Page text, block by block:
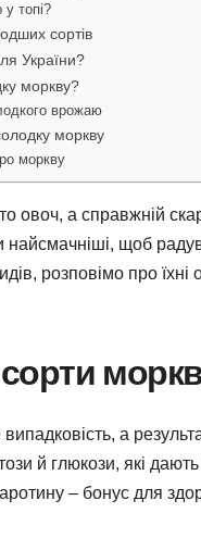
топі?
сортів
України?
моркву?
врожаю
моркву
моркву
овоч, а справжній
щоб
розповімо про
а
й глюкози, які
– бонус для